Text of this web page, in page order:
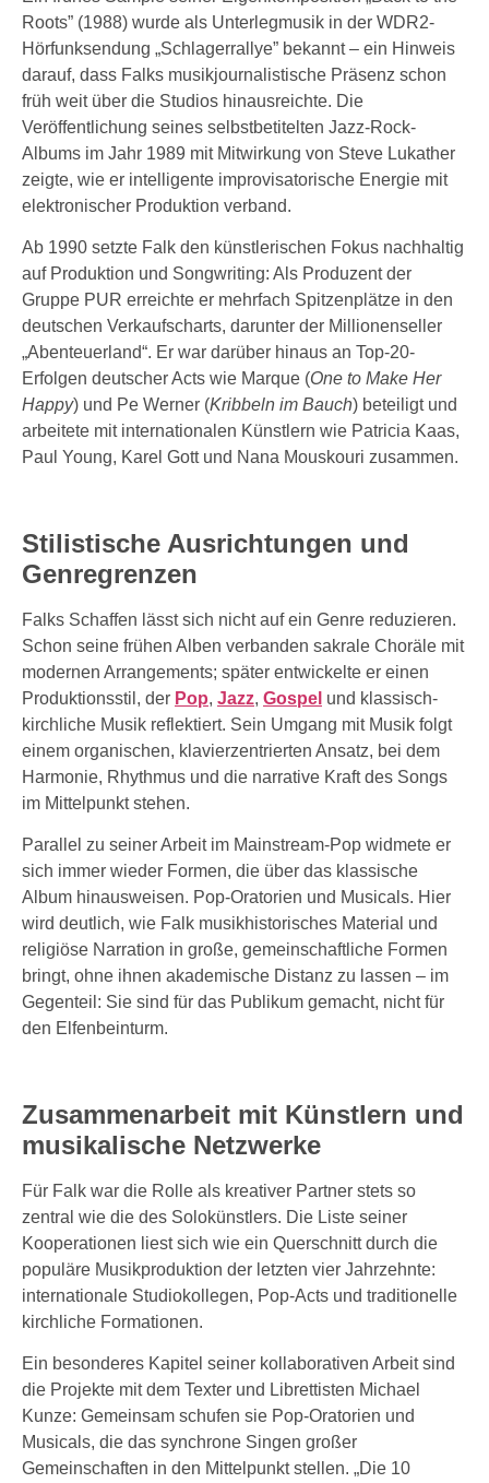
Roots” (1988) wurde als Unterlegmusik in der WDR2-
Hörfunksendung „Schlagerrallye” bekannt – ein Hinweis
darauf, dass Falks musikjournalistische Präsenz schon
früh weit über die Studios hinausreichte. Die
Veröffentlichung seines selbstbetitelten Jazz-Rock-
Albums im Jahr 1989 mit Mitwirkung von Steve Lukather
zeigte, wie er intelligente improvisatorische Energie mit
elektronischer Produktion verband.
Ab 1990 setzte Falk den künstlerischen Fokus nachhaltig
auf Produktion und Songwriting: Als Produzent der
Gruppe PUR erreichte er mehrfach Spitzenplätze in den
deutschen Verkaufscharts, darunter der Millionenseller
„Abenteuerland“. Er war darüber hinaus an Top-20-
Erfolgen deutscher Acts wie Marque (One to Make Her
Happy) und Pe Werner (Kribbeln im Bauch) beteiligt und
arbeitete mit internationalen Künstlern wie Patricia Kaas,
Paul Young, Karel Gott und Nana Mouskouri zusammen.
Stilistische Ausrichtungen und
Genregrenzen
Falks Schaffen lässt sich nicht auf ein Genre reduzieren.
Schon seine frühen Alben verbanden sakrale Choräle mit
modernen Arrangements; später entwickelte er einen
Produktionsstil, der Pop, Jazz, Gospel und klassisch-
kirchliche Musik reflektiert. Sein Umgang mit Musik folgt
einem organischen, klavierzentrierten Ansatz, bei dem
Harmonie, Rhythmus und die narrative Kraft des Songs
im Mittelpunkt stehen.
Parallel zu seiner Arbeit im Mainstream-Pop widmete er
sich immer wieder Formen, die über das klassische
Album hinausweisen. Pop-Oratorien und Musicals. Hier
wird deutlich, wie Falk musikhistorisches Material und
religiöse Narration in große, gemeinschaftliche Formen
bringt, ohne ihnen akademische Distanz zu lassen – im
Gegenteil: Sie sind für das Publikum gemacht, nicht für
den Elfenbeinturm.
Zusammenarbeit mit Künstlern und
musikalische Netzwerke
Für Falk war die Rolle als kreativer Partner stets so
zentral wie die des Solokünstlers. Die Liste seiner
Kooperationen liest sich wie ein Querschnitt durch die
populäre Musikproduktion der letzten vier Jahrzehnte:
internationale Studiokollegen, Pop-Acts und traditionelle
kirchliche Formationen.
Ein besonderes Kapitel seiner kollaborativen Arbeit sind
die Projekte mit dem Texter und Librettisten Michael
Kunze: Gemeinsam schufen sie Pop-Oratorien und
Musicals, die das synchrone Singen großer
Gemeinschaften in den Mittelpunkt stellen. „Die 10